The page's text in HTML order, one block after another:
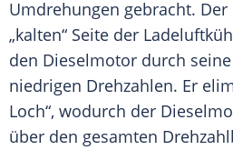
Umdrehungen gebracht. Der
„kalten“ Seite der
den Dieselmotor durch
niedrigen Drehzahlen. Er
Loch“, wodurch der
über den gesamten